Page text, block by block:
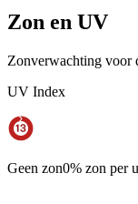
Zon en UV
Zonverwachting voor
UV Index
Geen zon0% zon per